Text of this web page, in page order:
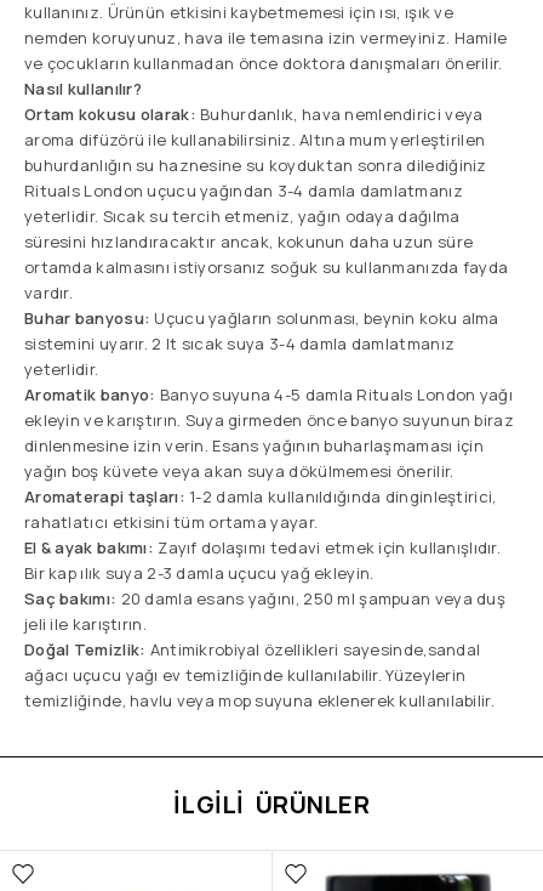
kullanınız. Ürünün etkisini kaybetmemesi için ısı, ışık ve
nemden koruyunuz, hava ile temasına izin vermeyiniz. Hamile
ve çocukların kullanmadan önce doktora danışmaları önerilir.
Nasıl kullanılır?
Ortam kokusu olarak: Buhurdanlık, hava nemlendirici veya
aroma difüzörü ile kullanabilirsiniz. Altına mum yerleştirilen
buhurdanlığın su haznesine su koyduktan sonra dilediğiniz
Rituals London uçucu yağından 3-4 damla damlatmanız
yeterlidir. Sıcak su tercih etmeniz, yağın odaya dağılma
süresini hızlandıracaktır ancak, kokunun daha uzun süre
ortamda kalmasını istiyorsanız soğuk su kullanmanızda fayda
vardır.
Buhar banyosu: Uçucu yağların solunması, beynin koku alma
sistemini uyarır. 2 lt sıcak suya 3-4 damla damlatmanız
yeterlidir.
Aromatik banyo: Banyo suyuna 4-5 damla Rituals London yağı
ekleyin ve karıştırın. Suya girmeden önce banyo suyunun biraz
dinlenmesine izin verin. Esans yağının buharlaşmaması için
yağın boş küvete veya akan suya dökülmemesi önerilir.
Aromaterapi taşları: 1-2 damla kullanıldığında dinginleştirici,
rahatlatıcı etkisini tüm ortama yayar.
El & ayak bakımı: Zayıf dolaşımı tedavi etmek için kullanışlıdır.
Bir kap ılık suya 2-3 damla uçucu yağ ekleyin.
Saç bakımı: 20 damla esans yağını, 250 ml şampuan veya duş
jeli ile karıştırın.
Doğal Temizlik: Antimikrobiyal özellikleri sayesinde,sandal
ağacı uçucu yağı ev temizliğinde kullanılabilir. Yüzeylerin
temizliğinde, havlu veya mop suyuna eklenerek kullanılabilir.
İLGILI ÜRÜNLER